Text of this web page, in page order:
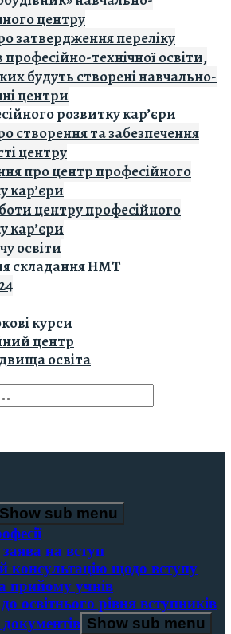
центру
затвердження переліку
професійно-технічної освіти,
будуть створені навчально-
центри
розвитку кар’єри
створення та забезпечення
центру
про центр професійного
кар’єри
центру професійного
кар’єри
освіти
складання НМТ
курси
центр
освіта
Show sub menu
на вступ
консультацію щодо вступу
прийому учнів
освітнього рівня вступників
Show sub menu